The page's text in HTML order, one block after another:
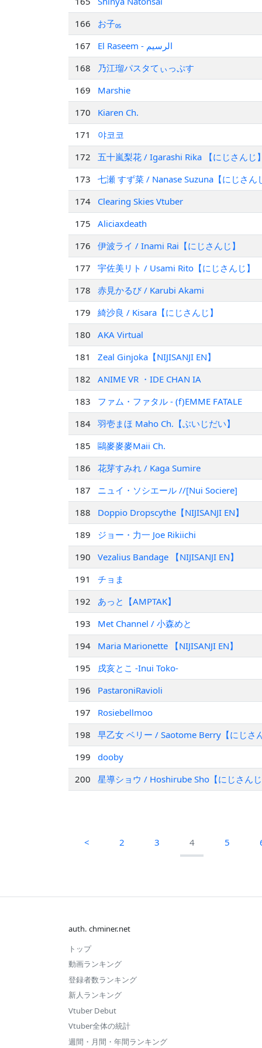
166
お子₀₅
167
El Raseem - الرسيم
168
乃江瑠パスタてぃっぷす
169
Marshie
170
Kiaren Ch.
171
야코코
172
五十嵐梨花 / Igarashi Rika 【にじさんじ】
173
七瀬 すず菜 / Nanase Suzuna【にじさん
174
Clearing Skies Vtuber
175
Aliciaxdeath
176
伊波ライ / Inami Rai【にじさんじ】
177
宇佐美リト / Usami Rito【にじさんじ】
178
赤見かるび / Karubi Akami
179
綺沙良 / Kisara【にじさんじ】
180
AKA Virtual
181
Zeal Ginjoka【NIJISANJI EN】
182
ANIME VR ・IDE CHAN IA
183
ファム・ファタル - (f)EMME FATALE
184 羽壱まほ Maho Ch.【ぶいじだい】
185
鷗麥麥麥Maii Ch.
186
花芽すみれ / Kaga Sumire
187
ニュイ・ソシエール //[Nui Sociere]
188
Doppio Dropscythe【NIJISANJI EN】
189
ジョー・力一 Joe Rikiichi
190
Vezalius Bandage 【NIJISANJI EN】
191
チョま
192
あっと【AMPTAK】
193
Met Channel / 小森めと
194
Maria Marionette 【NIJISANJI EN】
195
戌亥とこ -Inui Toko-
196
PastaroniRavioli
197
Rosiebellmoo
198
早乙女 ベリー / Saotome Berry【にじさ
199
dooby
200
星導ショウ / Hoshirube Sho【にじさんじ
< 2 3 4 5
auth. chminer.net
トップ
動画ランキング
登録者数ランキング
新人ランキング
Vtuber Debut
Vtuber全体の統計
週間・月間・年間ランキング